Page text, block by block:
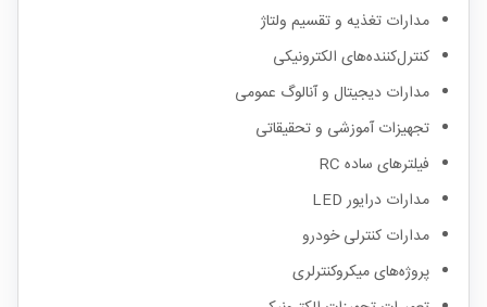
مدارات تغذیه و تقسیم ولتاژ
کنترل‌کننده‌های الکترونیکی
مدارات دیجیتال و آنالوگ عمومی
تجهیزات آموزشی و تحقیقاتی
فیلترهای ساده RC
مدارات درایور LED
مدارات کنترلی خودرو
پروژه‌های میکروکنترلری